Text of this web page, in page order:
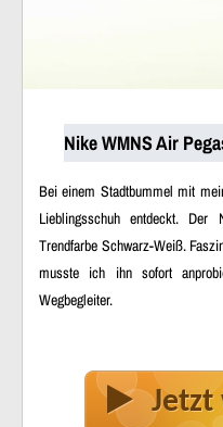
Nike WMNS Air
Bei einem Stadtbummel mit
Lieblingsschuh entdeckt.
Trendfarbe Schwarz-Weiß.
musste ich ihn sofort
Wegbegleiter.
Jetzt